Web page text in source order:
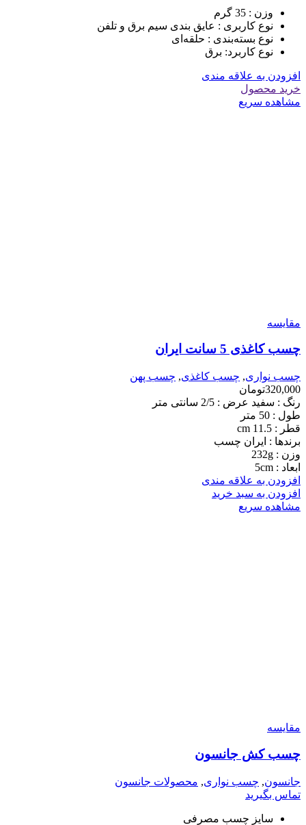
وزن : 35 گرم
نوع کاربری : عایق بندی سیم برق و تلفن
نوع بسته‌بندی : حلقه‌ای
نوع کاربرد: برق
افزودن به علاقه مندی
خرید محصول
مشاهده سریع
مقایسه
چسب کاغذی 5 سانت ایران
چسب نواری, چسب کاغذی, چسب پهن
320,000تومان
رنگ : سفید عرض : 2/5 سانتی متر
طول : 50 متر
قطر : 11.5 cm
برندها : ایران چسب
وزن : 232g
ابعاد : 5cm
افزودن به علاقه مندی
افزودن به سبد خرید
مشاهده سریع
مقایسه
چسب کش جانسون
جانسون, چسب نواری, محصولات جانسون
تماس بگیرید
سایز چسب مصرفی